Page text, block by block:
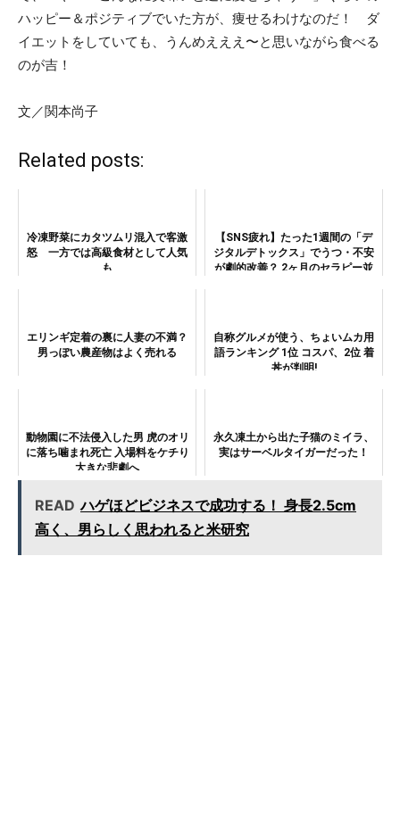
ハッピー＆ポジティブでいた方が、痩せるわけなのだ！ ダ
イエットをしていても、うんめえええ〜と思いながら食べる
のが吉！
文／関本尚子
Related posts:
冷凍野菜にカタツムリ混入で客激
怒 一方では高級食材として人気
も
【SNS疲れ】たった1週間の「デ
ジタルデトックス」でうつ・不安
が劇的改善？ 2ヶ月のセラピー並
エリンギ定着の裏に人妻の不満？
男っぽい農産物はよく売れる
自称グルメが使う、ちょいムカ用
語ランキング 1位 コスパ、2位 着
丼が判明!
動物園に不法侵入した男 虎のオリ
に落ち噛まれ死亡 入場料をケチり
大きな悲劇へ
永久凍土から出た子猫のミイラ、
実はサーベルタイガーだった！
READ ハゲほどビジネスで成功する！ 身長2.5cm
高く、男らしく思われると米研究